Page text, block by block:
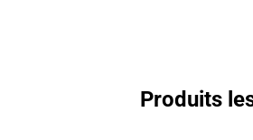
Produits